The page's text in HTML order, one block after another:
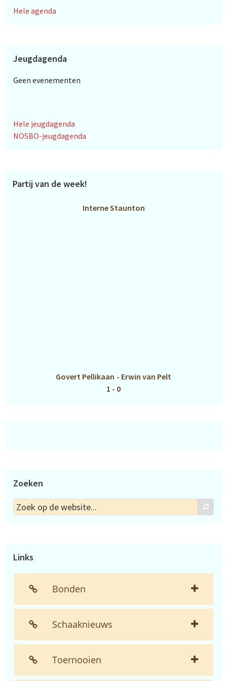
Hele agenda
Jeugdagenda
Geen evenementen
Hele jeugdagenda
NOSBO-jeugdagenda
Partij van de week!
Interne Staunton
Govert Pellikaan - Erwin van Pelt
1 - 0
Zoeken
Zoek
op
Zoek
Links
Bonden
Schaaknieuws
Toernooien